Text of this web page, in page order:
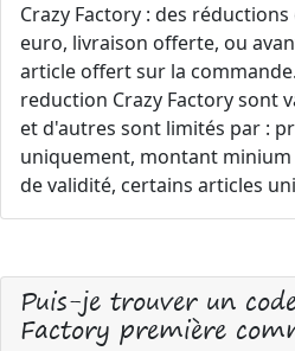
Crazy Factory : des
euro, livraison offerte, ou
article offert sur la
reduction Crazy Factory sont
et d'autres sont limités par :
uniquement, montant
de validité, certains articles
Puis-je trouver un
Factory première